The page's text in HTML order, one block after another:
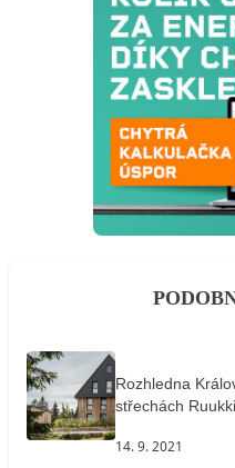
Rozhledna
střechách Ruukki
14. 9. 2021